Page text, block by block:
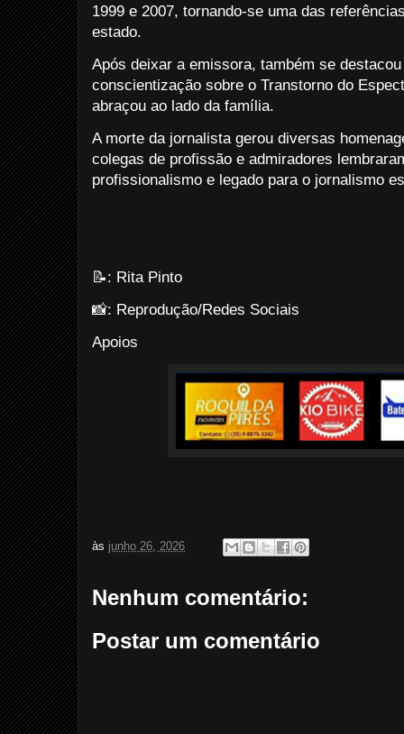
1999 e 2007, tornando-se uma das
estado.
Após deixar a emissora, também se
conscientização sobre o Transtorno do
abraçou ao lado da família.
A morte da jornalista gerou diversas
colegas de profissão e admiradores
profissionalismo e legado para o jornalismo
📝: Rita Pinto
📸: Reprodução/Redes Sociais
Apoios
às junho 26, 2026
Nenhum comentário:
Postar um comentário